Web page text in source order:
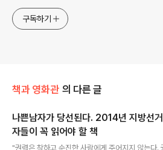
구독하기
책과 영화관 의 다른 글
나쁜남자가 당선된다. 2014년 지방선
자들이 꼭 읽어야 할 책
"권력은 착하고 순진한 사람에게 주어지지 않는다.